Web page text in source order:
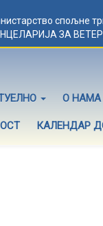
спољне
ЗА
О НАМА
КАЛЕНДАР